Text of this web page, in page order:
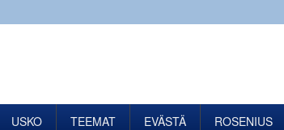
USKO TEEMAT EVÄSTÄ ROSENIUS